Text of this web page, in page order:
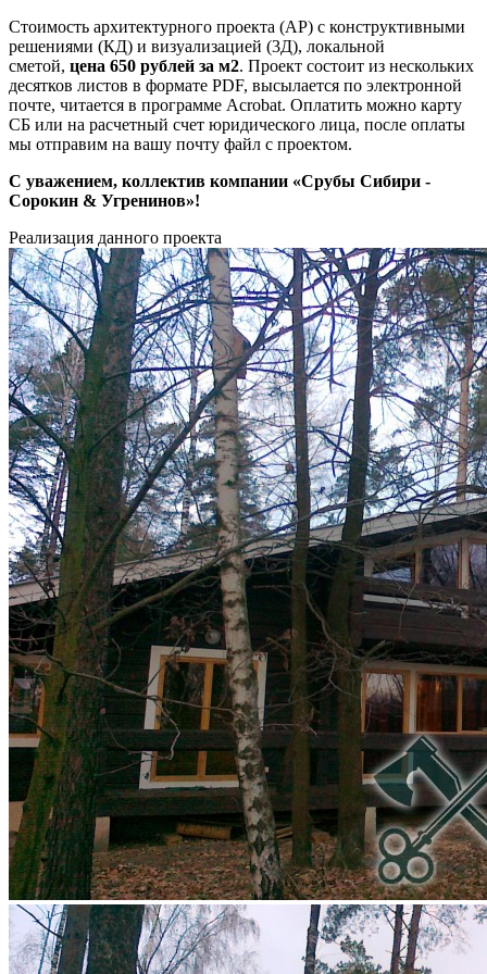
Стоимость архитектурного проекта (АР) с конструктивными
решениями (КД) и визуализацией (3Д), локальной
сметой, цена 650 рублей за м2. Проект состоит из нескольких
десятков листов в формате PDF, высылается по электронной
почте, читается в программе Acrobat. Оплатить можно карту
СБ или на расчетный счет юридического лица, после оплаты
мы отправим на вашу почту файл с проектом.
С уважением, коллектив компании «Срубы Сибири -
Сорокин & Угренинов»!
Реализация данного проекта